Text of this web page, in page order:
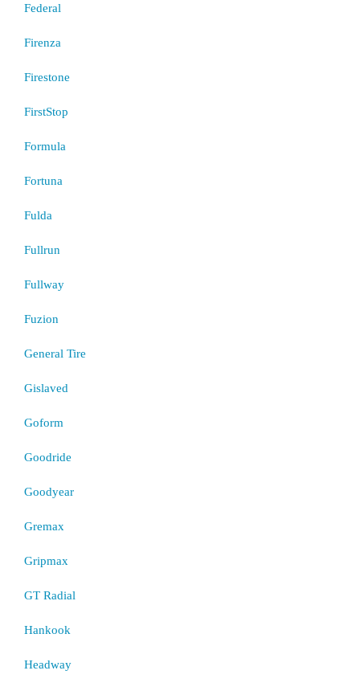
Federal
Firenza
Firestone
FirstStop
Formula
Fortuna
Fulda
Fullrun
Fullway
Fuzion
General Tire
Gislaved
Goform
Goodride
Goodyear
Gremax
Gripmax
GT Radial
Hankook
Headway